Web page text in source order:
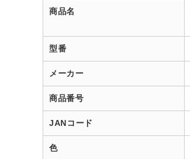
商品名
型番
メーカー
商品番号
JANコード
色